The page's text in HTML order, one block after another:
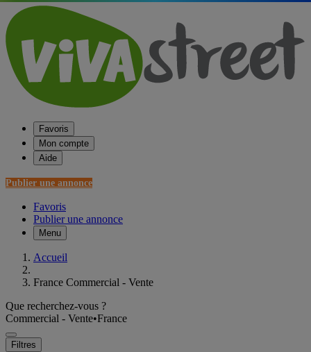
Favoris
Mon compte
Aide
Publier une annonce
Favoris
Publier une annonce
Menu
Accueil
France Commercial - Vente
Que recherchez-vous ?
Commercial - Vente•France
Filtres